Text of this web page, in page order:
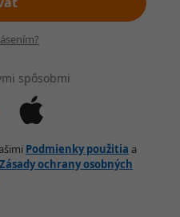
spôsobmi
Podmienky použitia a
Zásady ochrany osobných